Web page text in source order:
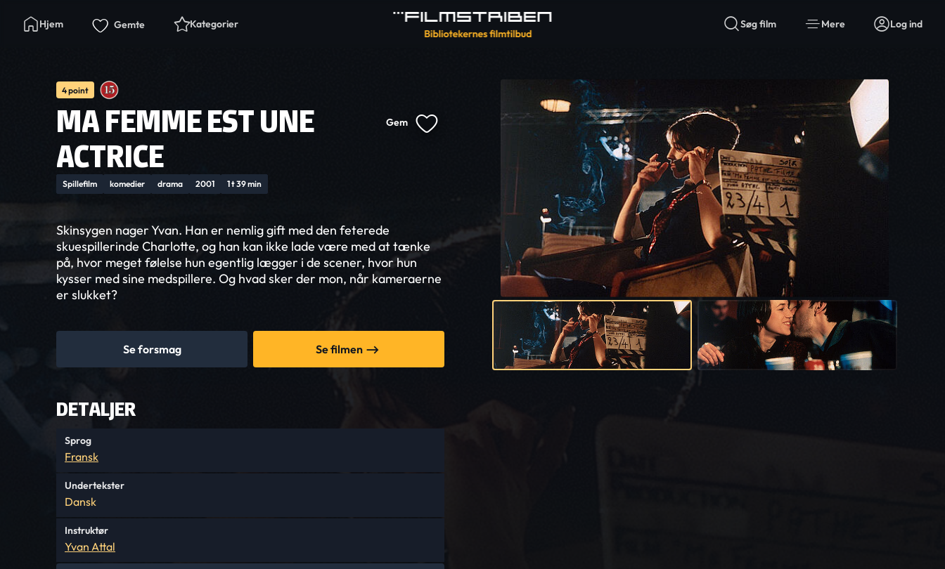
Hjem Gemte Kategorier Søg film Mere Log ind
4 point
MA FEMME EST UNE
ACTRICE
Gem
Spillefilm komedier drama 2001 1 t 39 min
Skinsygen nager Yvan. Han er nemlig gift med den feterede
skuespillerinde Charlotte, og han kan ikke lade være med at tænke
på, hvor meget følelse hun egentlig lægger i de scener, hvor hun
kysser med sine medspillere. Og hvad sker der mon, når kameraerne
er slukket?
Se forsmag Se filmen
DETALJER
Sprog
Fransk
Undertekster
Dansk
Instruktør
Yvan Attal